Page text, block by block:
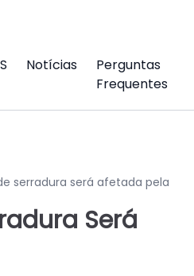
Notícias
Perguntas
Frequentes
serradura será afetada pela
Será